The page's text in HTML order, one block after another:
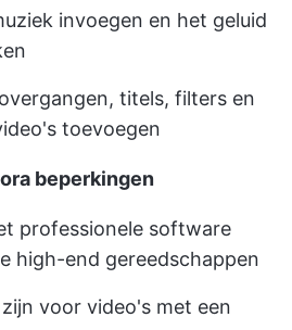
invoegen en het geluid
titels, filters en
toevoegen
beperkingen
professionele software
high-end gereedschappen
voor video's met een